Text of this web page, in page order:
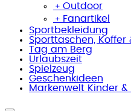
﹢ Outdoor
﹢ Fanartikel
Sportbekleidung
Sporttaschen, Koffer
Tag am Berg
Urlaubszeit
Spielzeug
Geschenkideen
Markenwelt Kinder &